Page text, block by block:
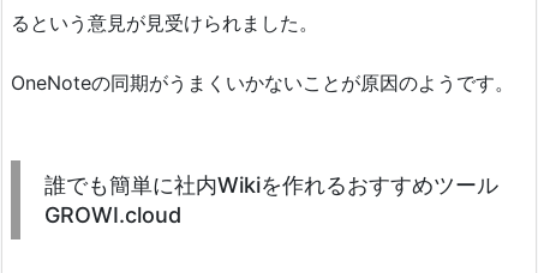
るという意見が見受けられました。
OneNoteの同期がうまくいかないことが原因のようです。
誰でも簡単に社内Wikiを作れるおすすめツール
GROWI.cloud